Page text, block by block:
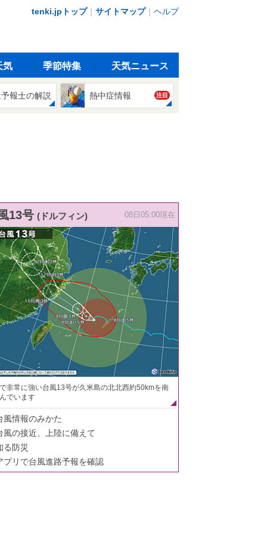
tenki.jpトップ｜ サイトマップ｜ ヘルプ
気 季節特集 天気ニュース
報士の解説 熱中症情報 注目
13号 (ドルフィン) 08日05:00現在
非常に強い台風13号が久米島の北北西約50kmを南
でいます
風情報のみかた
風の接近、上陸に備えて
る防災
プリで台風進路予報を確認